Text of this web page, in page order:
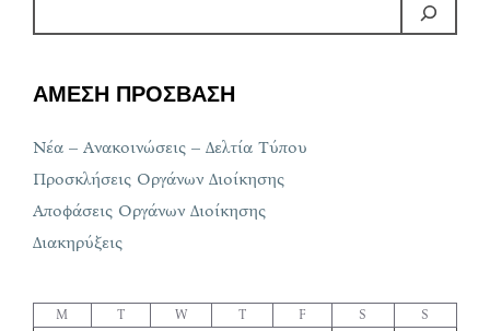
ΑΜΕΣΗ ΠΡΟΣΒΑΣΗ
Νέα – Ανακοινώσεις – Δελτία Τύπου
Προσκλήσεις Οργάνων Διοίκησης
Αποφάσεις Οργάνων Διοίκησης
Διακηρύξεις
M T W T F S S